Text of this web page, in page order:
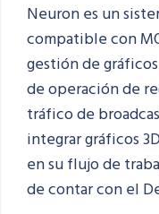
Neuron es un
compatible con
gestión de
de operación de
tráfico de
integrar gráficos
en su flujo de
de contar con el